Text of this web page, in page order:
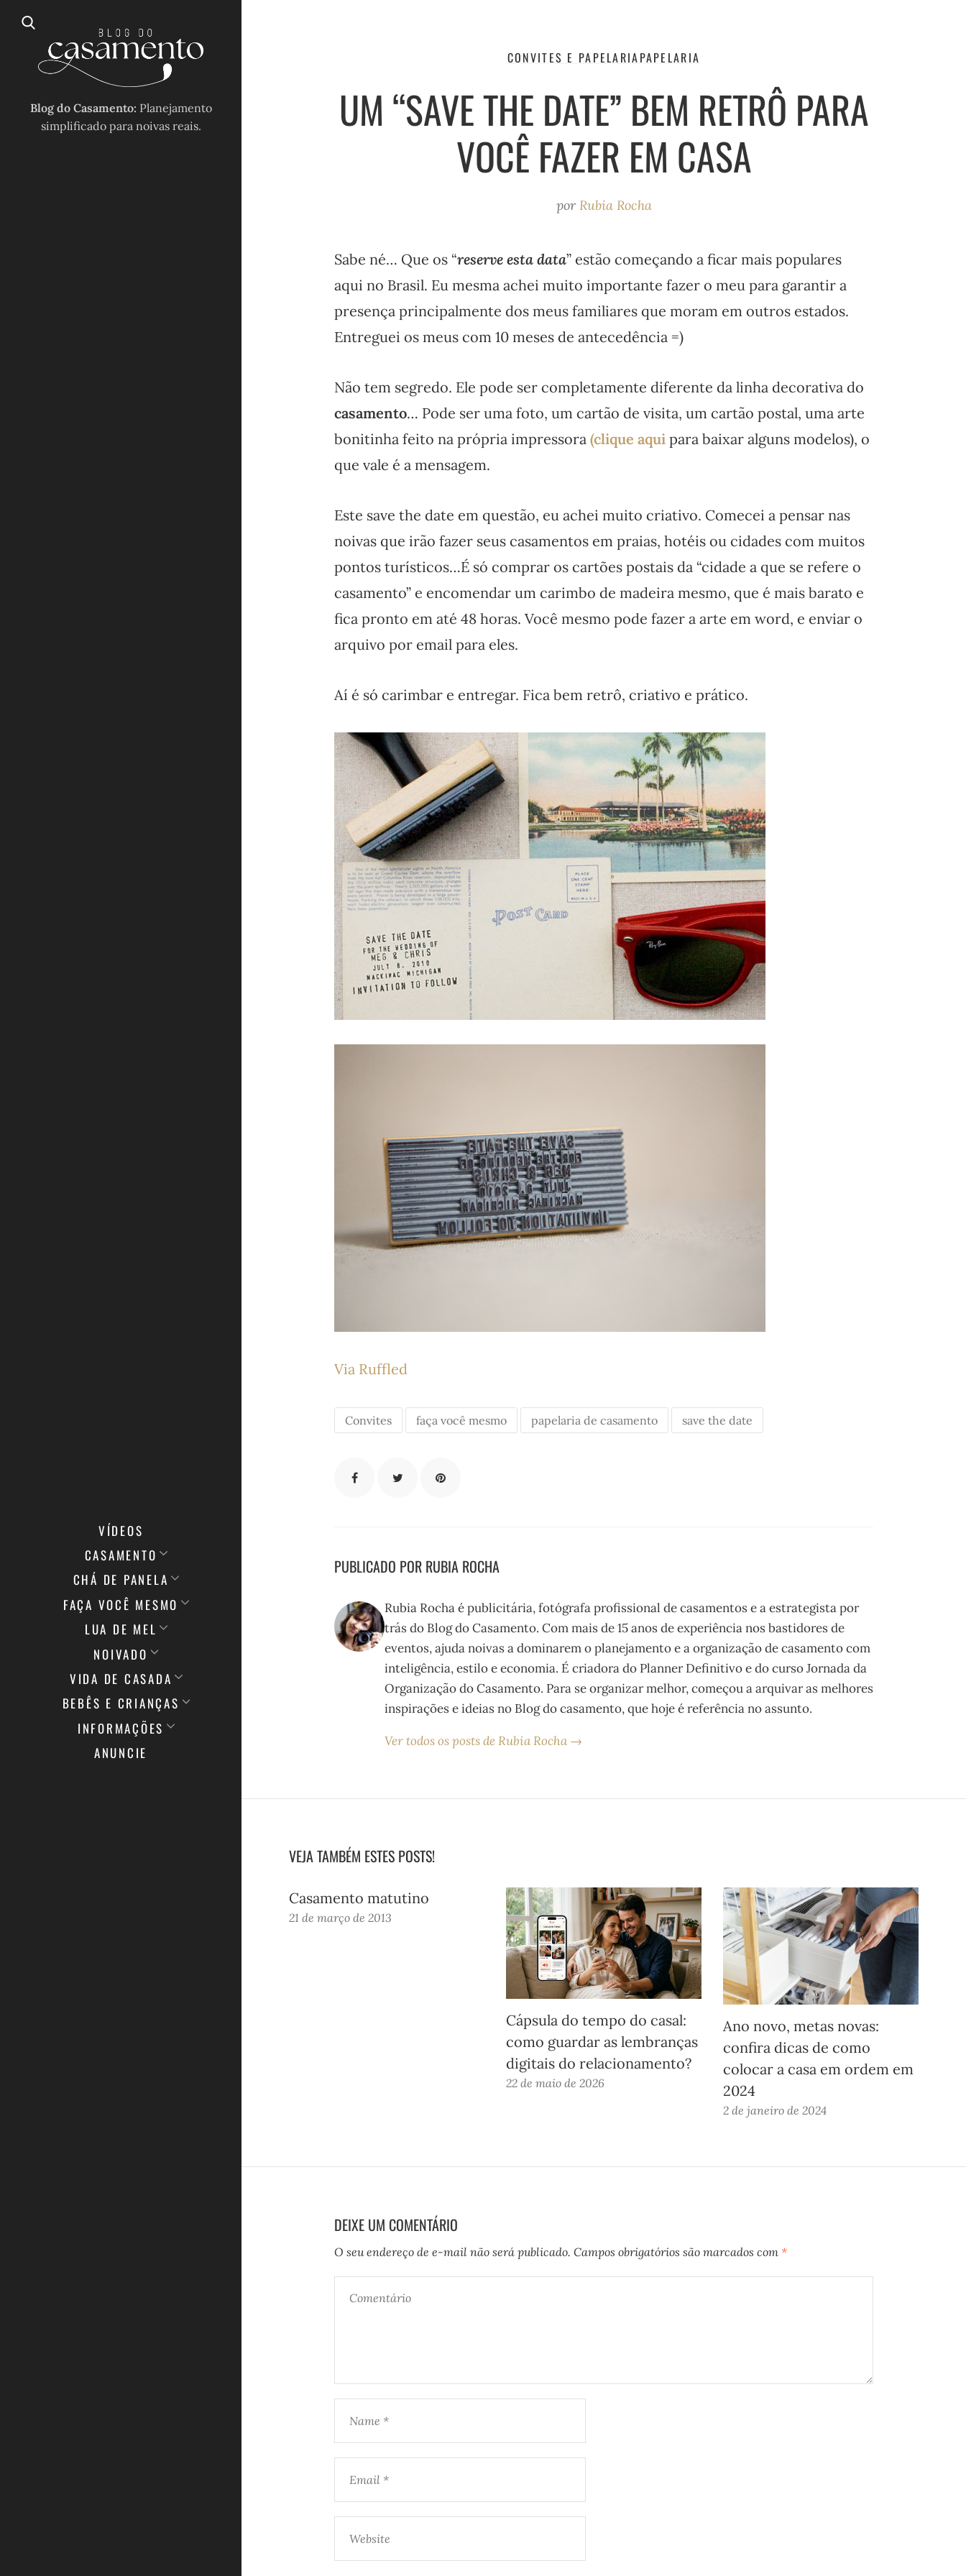
Blog do Casamento: Planejamento
simplificado para noivas reais.
VÍDEOS
CASAMENTO
CHÁ DE PANELA
FAÇA VOCÊ MESMO
LUA DE MEL
NOIVADO
VIDA DE CASADA
BEBÊS E CRIANÇAS
INFORMAÇÕES
ANUNCIE
CONVITES E PAPELARIAPAPELARIA
UM “SAVE THE DATE” BEM RETRÔ PARA
VOCÊ FAZER EM CASA
por Rubia Rocha
Sabe né… Que os “reserve esta data” estão começando a ficar mais populares
aqui no Brasil. Eu mesma achei muito importante fazer o meu para garantir a
presença principalmente dos meus familiares que moram em outros estados.
Entreguei os meus com 10 meses de antecedência =)
Não tem segredo. Ele pode ser completamente diferente da linha decorativa do
casamento… Pode ser uma foto, um cartão de visita, um cartão postal, uma arte
bonitinha feito na própria impressora (clique aqui para baixar alguns modelos), o
que vale é a mensagem.
Este save the date em questão, eu achei muito criativo. Comecei a pensar nas
noivas que irão fazer seus casamentos em praias, hotéis ou cidades com muitos
pontos turísticos…É só comprar os cartões postais da “cidade a que se refere o
casamento” e encomendar um carimbo de madeira mesmo, que é mais barato e
fica pronto em até 48 horas. Você mesmo pode fazer a arte em word, e enviar o
arquivo por email para eles.
Aí é só carimbar e entregar. Fica bem retrô, criativo e prático.
Via Ruffled
Convites faça você mesmo papelaria de casamento save the date
PUBLICADO POR RUBIA ROCHA
Rubia Rocha é publicitária, fotógrafa profissional de casamentos e a estrategista por
trás do Blog do Casamento. Com mais de 15 anos de experiência nos bastidores de
eventos, ajuda noivas a dominarem o planejamento e a organização de casamento com
inteligência, estilo e economia. É criadora do Planner Definitivo e do curso Jornada da
Organização do Casamento. Para se organizar melhor, começou a arquivar as melhores
inspirações e ideias no Blog do casamento, que hoje é referência no assunto.
Ver todos os posts de Rubia Rocha →
VEJA TAMBÉM ESTES POSTS!
Casamento matutino
21 de março de 2013
Cápsula do tempo do casal:
como guardar as lembranças
digitais do relacionamento?
22 de maio de 2026
Ano novo, metas novas:
confira dicas de como
colocar a casa em ordem em
2024
2 de janeiro de 2024
DEIXE UM COMENTÁRIO
O seu endereço de e-mail não será publicado. Campos obrigatórios são marcados com *